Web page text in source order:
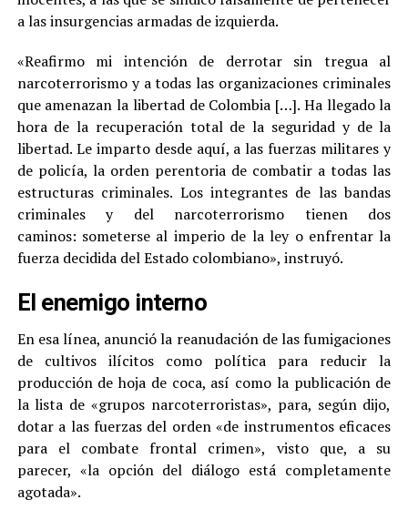
a las insurgencias armadas de izquierda.
«Reafirmo mi intención de derrotar sin tregua al
narcoterrorismo y a todas las organizaciones criminales
que amenazan la libertad de Colombia […]. Ha llegado la
hora de la recuperación total de la seguridad y de la
libertad. Le imparto desde aquí, a las fuerzas militares y
de policía, la orden perentoria de combatir a todas las
estructuras criminales. Los integrantes de las bandas
criminales y del narcoterrorismo tienen dos
caminos: someterse al imperio de la ley o enfrentar la
fuerza decidida del Estado colombiano», instruyó.
El enemigo interno
En esa línea, anunció la reanudación de las fumigaciones
de cultivos ilícitos como política para reducir la
producción de hoja de coca, así como la publicación de
la lista de «grupos narcoterroristas», para, según dijo,
dotar a las fuerzas del orden «de instrumentos eficaces
para el combate frontal crimen», visto que, a su
parecer, «la opción del diálogo está completamente
agotada».